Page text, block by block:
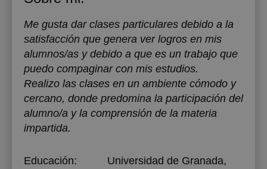
Me gusta dar clases particulares debido a la
satisfacción que genera ver logros en mis
alumnos/as y debido a que es un trabajo que
puedo compaginar con mis estudios.
Realizo las clases en un ambiente cómodo y
cercano, donde predomina la participación del
alumno/a y la comprensión de la materia
impartida.
Educación: Universidad de Granada,